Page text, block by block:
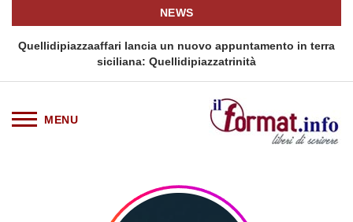
NEWS
Quellidipiazzaaffari lancia un nuovo appuntamento in terra
siciliana: Quellidipiazzatrinità